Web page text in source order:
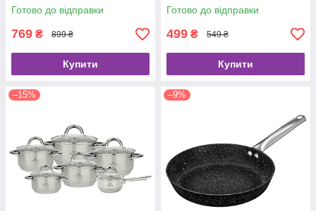
Готово до відправки
769 ₴ 899 ₴
Купити
Готово до відправки
499 ₴ 549 ₴
Купити
–15% –9%